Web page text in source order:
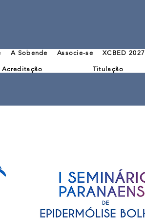
A Sobende Associe-se XCBED 2027
Acreditação Titulação